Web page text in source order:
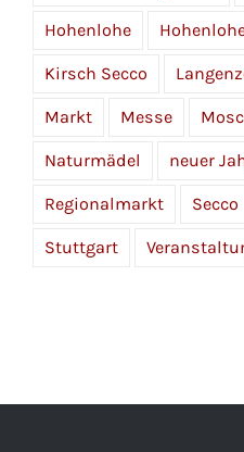
Hohenlohe
Kirsch Secco
Markt Messe
Naturmädel neuer
Regionalmarkt Secco
Stuttgart